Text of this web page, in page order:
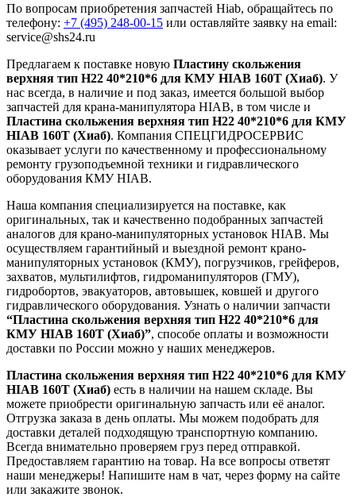
По вопросам приобретения запчастей Hiab, обращайтесь по
телефону: +7 (495) 248-00-15 или оставляйте заявку на email:
service@shs24.ru
Предлагаем к поставке новую Пластину скольжения
верхняя тип H22 40*210*6 для КМУ HIAB 160T (Хиаб). У
нас всегда, в наличие и под заказ, имеется большой выбор
запчастей для крана-манипулятора HIAB, в том числе и
Пластина скольжения верхняя тип H22 40*210*6 для КМУ
HIAB 160T (Хиаб). Компания СПЕЦГИДРОСЕРВИС
оказывает услуги по качественному и профессиональному
ремонту грузоподъемной техники и гидравлического
оборудования КМУ HIAB.
Наша компания специализируется на поставке, как
оригинальных, так и качественно подобранных запчастей
аналогов для крано-манипуляторных установок HIAB. Мы
осуществляем гарантийный и выездной ремонт крано-
манипуляторных установок (КМУ), погрузчиков, грейферов,
захватов, мультилифтов, гидроманипуляторов (ГМУ),
гидробортов, эвакуаторов, автовышек, ковшей и другого
гидравлического оборудования. Узнать о наличии запчасти
“Пластина скольжения верхняя тип H22 40*210*6 для
КМУ HIAB 160T (Хиаб)”, способе оплаты и возможности
доставки по России можно у наших менеджеров.
Пластина скольжения верхняя тип H22 40*210*6 для КМУ
HIAB 160T (Хиаб) есть в наличии на нашем складе. Вы
можете приобрести оригинальную запчасть или её аналог.
Отгрузка заказа в день оплаты. Мы можем подобрать для
доставки деталей подходящую транспортную компанию.
Всегда внимательно проверяем груз перед отправкой.
Предоставляем гарантию на товар. На все вопросы ответят
наши менеджеры! Напишите нам в чат, через форму на сайте
или закажите звонок.